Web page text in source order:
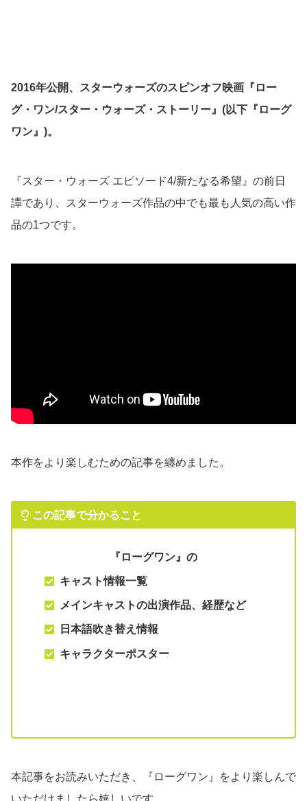
2016年公開、スターウォーズのスピンオフ映画『ロー
グ・ワン/スター・ウォーズ・ストーリー』(以下『ローグ
ワン』)。
『スター・ウォーズ エピソード4/新たなる希望』の前日
譚であり、スターウォーズ作品の中でも最も人気の高い作
品の1つです。
本作をより楽しむための記事を纏めました。
この記事で分かること
『ローグワン』 の
キャスト情報一覧
メインキャストの出演作品、経歴など
日本語吹き替え情報
キャラクターポスター
本記事をお読みいただき、『ローグワン』をより楽しんで
いただけましたら嬉しいです。